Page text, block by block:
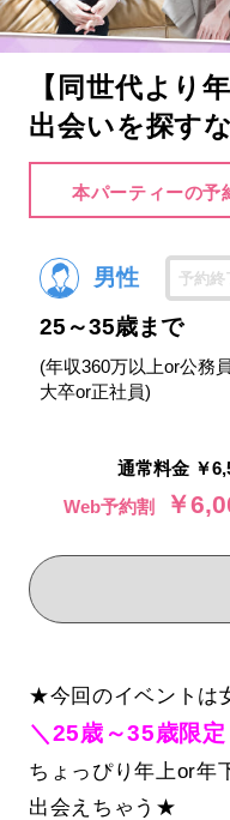
【同世代より
出会いを探す
本パーティーの予
男性 予約終
25～35歳まで
(年収360万以上or公務
大卒or正社員)
通常料金 ￥
Web予約割
￥
★今回のイベントは
＼25歳～35歳限
ちょっぴり年上or年
出会えちゃう★